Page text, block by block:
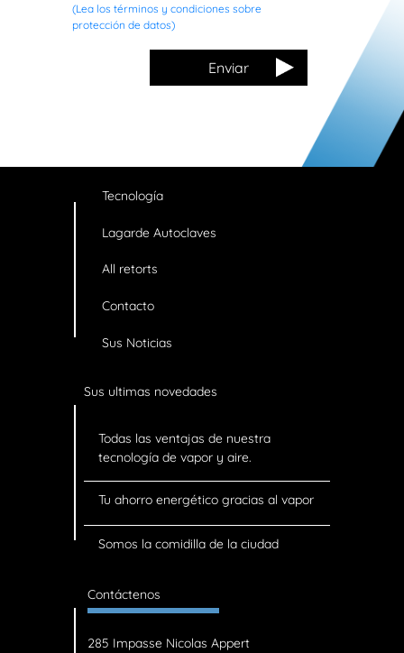
(Lea los términos y condiciones sobre
protección de datos)
Tecnología
Lagarde Autoclaves
All retorts
Contacto
Sus Noticias
Sus ultimas novedades
Todas las ventajas de nuestra
tecnología de vapor y aire.
Tu ahorro energético gracias al vapor
Somos la comidilla de la ciudad
Contáctenos
285 Impasse Nicolas Appert